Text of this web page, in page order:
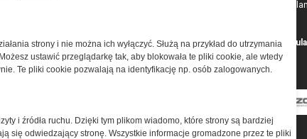
w postaci
Przeczytaj
strony i nie można ich wyłączyć. Służą na przykład do utrzymania
ustawić przeglądarkę tak, aby blokowała te pliki cookie, ale wtedy
Te pliki cookie pozwalają na identyfikację np. osób zalogowanych.
i źródła ruchu. Dzięki tym plikom wiadomo, które strony są bardziej
się odwiedzający stronę. Wszystkie informacje gromadzone przez te pliki